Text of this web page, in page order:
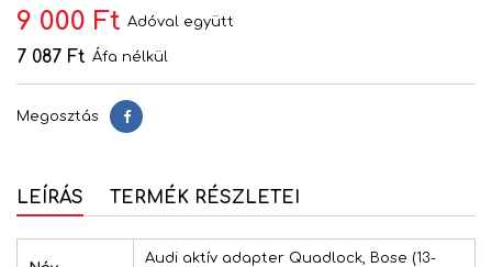
9 000 Ft Adóval együtt
7 087 Ft Áfa nélkül
Megosztás Megosztás
LEÍRÁS TERMÉK RÉSZLETEI
Audi aktív adapter Quadlock, Bose (13-